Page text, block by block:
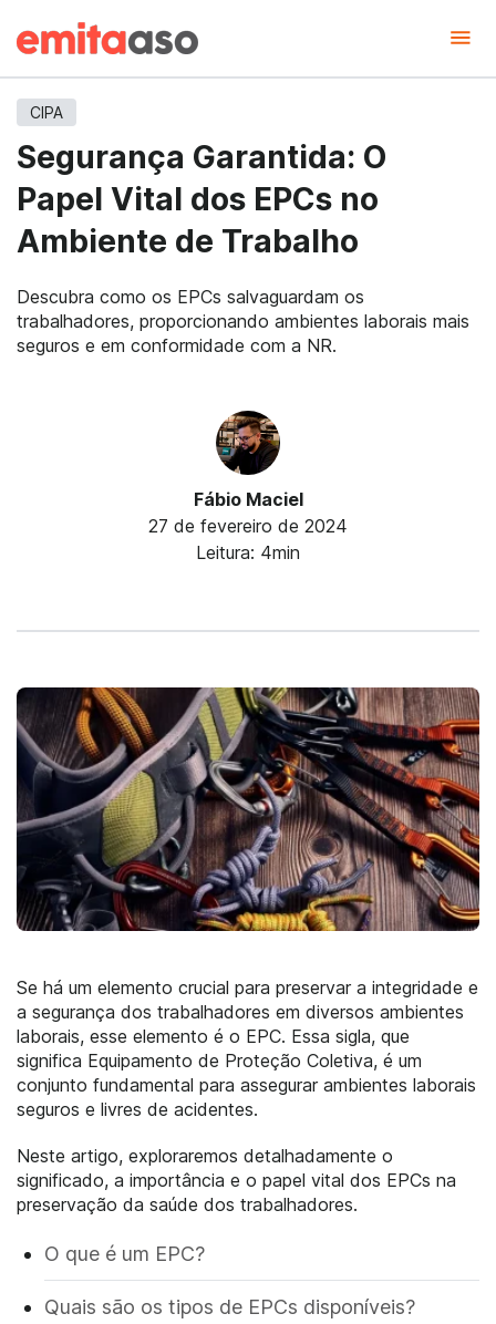
CIPA
Segurança Garantida: O
Papel Vital dos EPCs no
Ambiente de Trabalho
Descubra como os EPCs salvaguardam os
trabalhadores, proporcionando ambientes laborais mais
seguros e em conformidade com a NR.
Fábio Maciel
27 de fevereiro de 2024
Leitura: 4min
Se há um elemento crucial para preservar a integridade e
a segurança dos trabalhadores em diversos ambientes
laborais, esse elemento é o EPC. Essa sigla, que
significa Equipamento de Proteção Coletiva, é um
conjunto fundamental para assegurar ambientes laborais
seguros e livres de acidentes.
Neste artigo, exploraremos detalhadamente o
significado, a importância e o papel vital dos EPCs na
preservação da saúde dos trabalhadores.
O que é um EPC?
Quais são os tipos de EPCs disponíveis?